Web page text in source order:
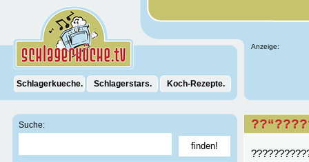
Anzeige:
Schlagerkueche. Schlagerstars. Koch-Rezepte.
Suche: